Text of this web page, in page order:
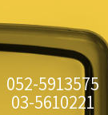
052-5913575
03-5610221